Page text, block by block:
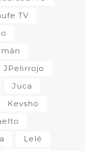
TV
JPelirrojo
Juca
Kevsho
Lelé